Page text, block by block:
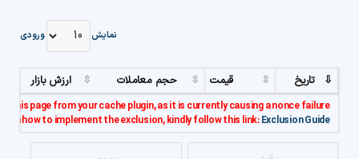
نمایش ورودی
تاریخ قیمت حجم معاملات ارزش بازار
this page from your cache plugin, as it is currently causing a nonce failure.
on how to implement the exclusion, kindly follow this link:Exclusion Guide..